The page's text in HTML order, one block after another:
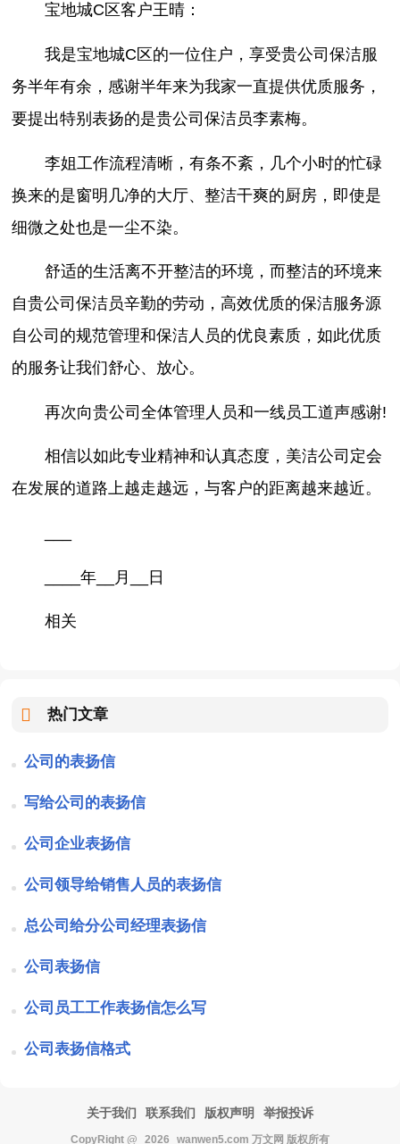
宝地城C区客户王晴：
我是宝地城C区的一位住户，享受贵公司保洁服
务半年有余，感谢半年来为我家一直提供优质服务，
要提出特别表扬的是贵公司保洁员李素梅。
李姐工作流程清晰，有条不紊，几个小时的忙碌
换来的是窗明几净的大厅、整洁干爽的厨房，即使是
细微之处也是一尘不染。
舒适的生活离不开整洁的环境，而整洁的环境来
自贵公司保洁员辛勤的劳动，高效优质的保洁服务源
自公司的规范管理和保洁人员的优良素质，如此优质
的服务让我们舒心、放心。
再次向贵公司全体管理人员和一线员工道声感谢!
相信以如此专业精神和认真态度，美洁公司定会
在发展的道路上越走越远，与客户的距离越来越近。
____年__月__日
相关
热门文章
公司的表扬信
写给公司的表扬信
公司企业表扬信
公司领导给销售人员的表扬信
总公司给分公司经理表扬信
公司表扬信
公司员工工作表扬信怎么写
公司表扬信格式
关于我们 联系我们 版权声明 举报投诉
CopyRight @ 2026 wanwen5.com 万文网 版权所有